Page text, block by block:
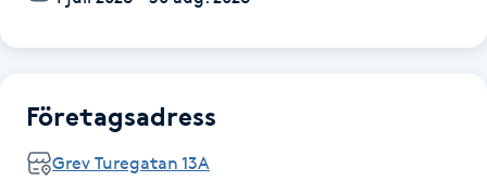
Bambumassage
Företagsadress
Grev Turegatan 13A